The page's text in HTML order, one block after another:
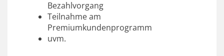
Bezahlvorgang
Teilnahme am
Premiumkundenprogramm
uvm.